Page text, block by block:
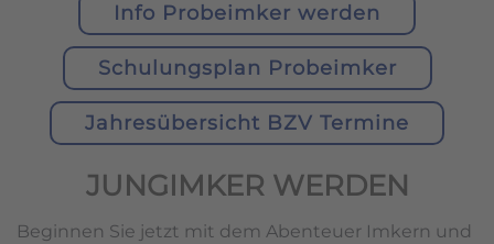
Info Probeimker werden
Schulungsplan Probeimker
Jahresübersicht BZV Termine
JUNGIMKER WERDEN
Beginnen Sie jetzt mit dem Abenteuer Imkern und